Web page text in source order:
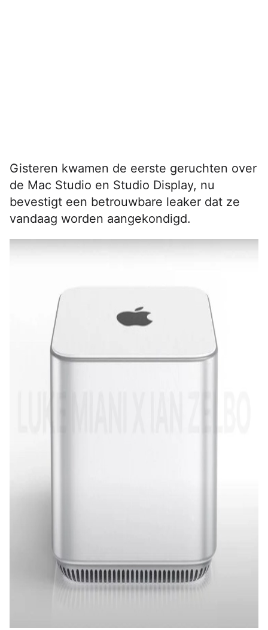
Gisteren kwamen de eerste geruchten over
de Mac Studio en Studio Display, nu
bevestigt een betrouwbare leaker dat ze
vandaag worden aangekondigd.